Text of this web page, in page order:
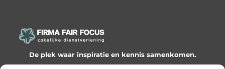
De plek waar inspiratie en kennis samenkomen.